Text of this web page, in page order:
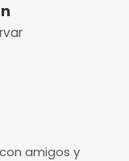
amigos y